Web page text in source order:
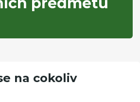
na cokoliv